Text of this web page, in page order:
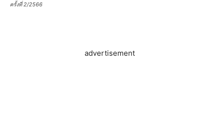
ครั้งที่ 2/2566
advertisement